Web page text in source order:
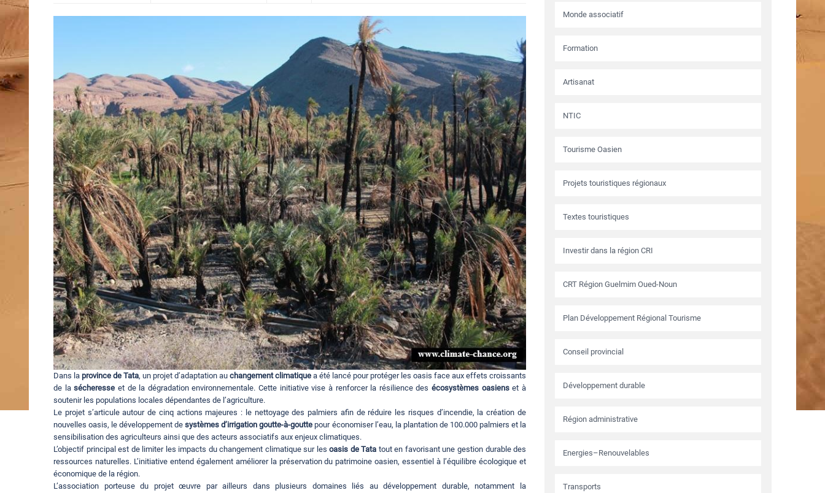
Dans la province de Tata, un projet d’adaptation au changement climatique a été lancé pour protéger les oasis face aux effets croissants
de lasécheresse et de la dégradation environnementale. Cette initiative vise à renforcer la résilience desécosystèmes oasienset à
soutenir les populations locales dépendantes de l’agriculture.
Le projet s’articule autour de cinq actions majeures : le nettoyage des palmiers afin de réduire les risques d’incendie, la création de
nouvelles oasis, le développement desystèmes d’irrigation goutte-à-goutte pour économiser l’eau, la plantation de 100.000 palmiers et la
sensibilisation des agriculteurs ainsi que des acteurs associatifs aux enjeux climatiques.
L’objectif principal est de limiter les impacts du changement climatique sur lesoasis de Tata tout en favorisant une gestion durable des
ressources naturelles. L’initiative entend également améliorer la préservation du patrimoine oasien, essentiel à l’équilibre écologique et
économique de la région.
L’association porteuse du projet œuvre par ailleurs dans plusieurs domaines liés au développement durable, notamment la
Monde associatif
Formation
Artisanat
NTIC
Tourisme Oasien
Projets touristiques régionaux
Textes touristiques
Investir dans la région CRI
CRT Région Guelmim Oued-Noun
Plan Développement Régional Tourisme
Conseil provincial
Développement durable
Région administrative
Energies–Renouvelables
Transports